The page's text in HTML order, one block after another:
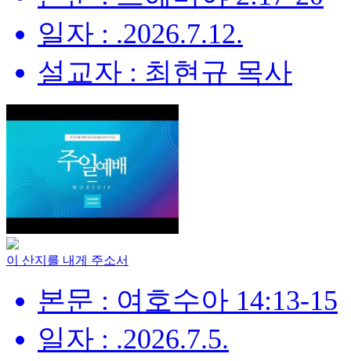
일자 : .2026.7.12.
설교자 : 최현규 목사
이 산지를 내게 주소서
본문 : 여호수아 14:13-15
일자 : .2026.7.5.